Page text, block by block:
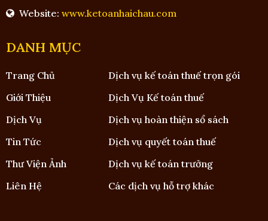
Website: www.ketoanhaichau.com
DANH MỤC
Dịch vụ kế toán thuế trọn gói
Trang Chủ
Dịch Vụ Kế toán thuế
Giới Thiệu
Dịch vụ hoàn thiện sổ sách
Dịch Vụ
Dịch vụ quyết toán thuế
Tin Tức
Dịch vụ kế toán trưởng
Thư Viện Ảnh
Các dịch vụ hỗ trợ khác
Liên Hệ